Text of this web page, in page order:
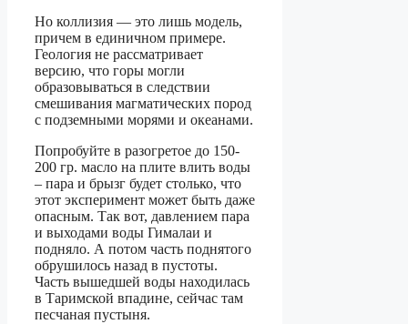
Но коллизия — это лишь модель,
причем в единичном примере.
Геология не рассматривает
версию, что горы могли
образовываться в следствии
смешивания магматических пород
с подземными морями и океанами.
Попробуйте в разогретое до 150-
200 гр. масло на плите влить воды
– пара и брызг будет столько, что
этот эксперимент может быть даже
опасным. Так вот, давлением пара
и выходами воды Гималаи и
подняло. А потом часть поднятого
обрушилось назад в пустоты.
Часть вышедшей воды находилась
в Таримской впадине, сейчас там
песчаная пустыня.